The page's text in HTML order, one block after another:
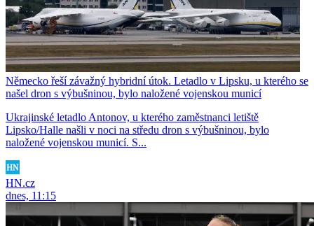
Německo řeší závažný hybridní útok. Letadlo v Lipsku, u kterého se
našel dron s výbušninou, bylo naložené vojenskou municí
Ukrajinské letadlo Antonov, u kterého zaměstnanci letiště
Lipsko/Halle našli v noci na středu dron s výbušninou, bylo
naložené vojenskou municí. S...
HN.cz
dnes, 11:15